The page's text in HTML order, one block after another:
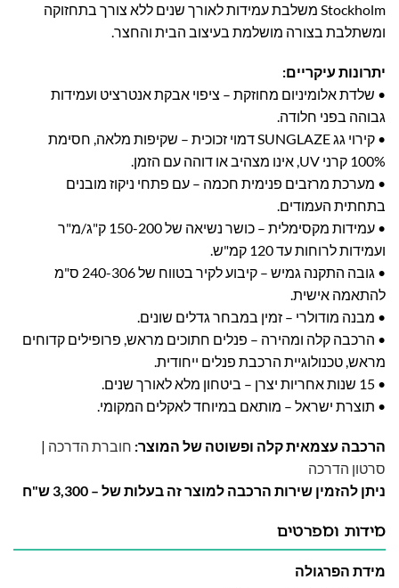
Stockholm משלבת עמידות לאורך שנים ללא צורך בתחזוקה
ומשתלבת בצורה מושלמת בעיצוב הבית והחצר.
יתרונות עיקריים:
• שלדת אלומיניום מחוזקת – ציפוי אבקת אנטרציט ועמידות
גבוהה בפני חלודה.
• קירוי גג SUNGLAZE דמוי זכוכית – שקיפות מלאה, חסימת
100% קרני UV, אינו מצהיב או דוהה עם הזמן.
• מערכת מרזבים פנימית חכמה – עם פתחי ניקוז מובנים
בתחתית העמודים.
• עמידות מקסימלית – כושר נשיאה של 150-200 ק"ג/מ"ר
ועמידות לרוחות עד 120 קמ"ש.
• גובה התקנה גמיש – קיבוע לקיר בטווח של 240-306 ס"מ
להתאמה אישית.
• מבנה מודולרי – זמין במבחר גדלים שונים.
• הרכבה קלה ומהירה – פנלים חתוכים מראש, פרופילים קדוחים
מראש, טכנולוגיית הרכבת פנלים ייחודית.
• 15 שנות אחריות יצרן – ביטחון מלא לאורך שנים.
• תוצרת ישראל – מותאם במיוחד לאקלים המקומי.
הרכבה עצמאית קלה ופשוטה של המוצר: חוברת הדרכה |
סרטון הדרכה
ניתן להזמין שירות הרכבה למוצר זה בעלות של – 3,300 ש"ח
מידות ומפרטים
מידת הפרגולה